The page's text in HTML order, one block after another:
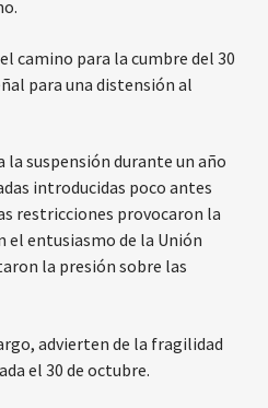
camino para la cumbre del 30
para una distensión al
la suspensión durante un año
introducidas poco antes
restricciones provocaron la
el entusiasmo de la Unión
la presión sobre las
advierten de la fragilidad
el 30 de octubre.